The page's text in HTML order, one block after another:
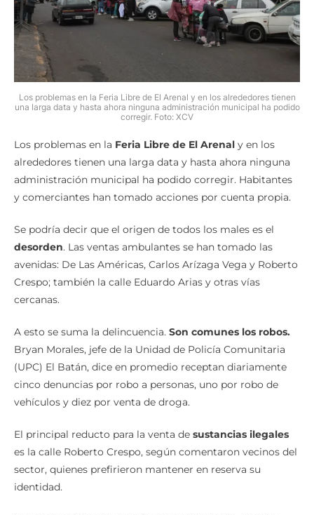
Los problemas en la Feria Libre de El Arenal y en los alrededores tienen
una larga data y hasta ahora ninguna administración municipal ha podido
Los problemas en laFeria Libre de El Arenaly en los
alrededores tienen una larga data y hasta ahora ninguna
administración municipal ha podido corregir. Habitantes
Se podría decir que el origen de todos los males es el
desorden. Las ventas ambulantes se han tomado las
avenidas: De Las Américas, Carlos Arízaga Vega y Roberto
Crespo; también la calle Eduardo Arias y otras vías
A esto se suma la delincuencia.Son comunes los robos.
Bryan Morales, jefe de la Unidad de Policía Comunitaria
(UPC) El Batán, dice en promedio receptan diariamente
cinco denuncias por robo a personas, uno por robo de
El principal reducto para la venta desustancias ilegales
es la calle Roberto Crespo, según comentaron vecinos del
sector, quienes prefirieron mantener en reserva su